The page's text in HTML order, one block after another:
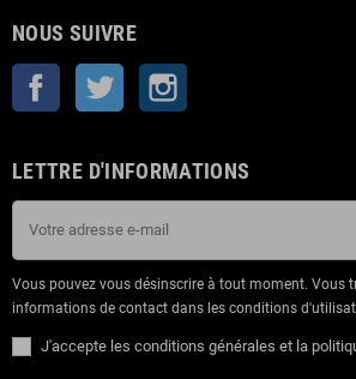
NOUS SUIVRE
Facebook Twitter
LETTRE D'INFORMATIONS
Vous pouvez vous désinscrire à tout moment. Vous
informations de contact dans les conditions
J'accepte les conditions générales et la